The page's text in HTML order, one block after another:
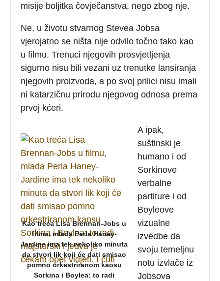
misije boljitka čovječanstva, nego zbog nje.
Ne, u životu stvarnog Stevea Jobsa
vjerojatno se ništa nije odvilo točno tako kao
u filmu. Trenuci njegovih prosvjetljenja
sigurno nisu bili vezani uz trenutke lansiranja
njegovih proizvoda, a po svoj prilici nisu imali
ni katarzičnu prirodu njegovog odnosa prema
prvoj kćeri.
Kao treća Lisa Brennan-Jobs u
filmu, mlada Perla Haney-
Jardine ima tek nekoliko minuta
da stvori lik koji će dati smisao
pomno orkestriranom kaosu
Sorkina i Boylea: to radi
A ipak,
suštinski je
humano i od
Sorkinove
verbalne
partiture i od
Boyleove
vizualne
izvedbe da
svoju temeljnu
notu izvlače iz
Jobsova